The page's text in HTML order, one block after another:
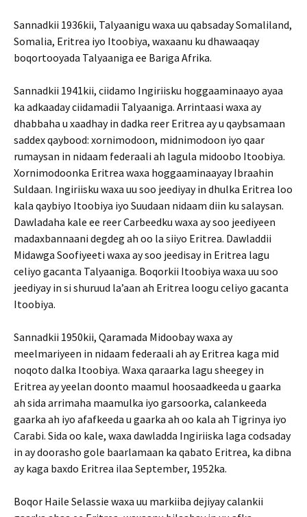
Sannadkii 1936kii, Talyaanigu waxa uu qabsaday Somaliland,
Somalia, Eritrea iyo Itoobiya, waxaanu ku dhawaaqay
boqortooyada Talyaaniga ee Bariga Afrika.
Sannadkii 1941kii, ciidamo Ingiriisku hoggaaminaayo ayaa
ka adkaaday ciidamadii Talyaaniga. Arrintaasi waxa ay
dhabbaha u xaadhay in dadka reer Eritrea ay u qaybsamaan
saddex qaybood: xornimodoon, midnimodoon iyo qaar
rumaysan in nidaam federaali ah lagula midoobo Itoobiya.
Xornimodoonka Eritrea waxa hoggaaminaayay Ibraahin
Suldaan. Ingiriisku waxa uu soo jeediyay in dhulka Eritrea loo
kala qaybiyo Itoobiya iyo Suudaan nidaam diin ku salaysan.
Dawladaha kale ee reer Carbeedku waxa ay soo jeediyeen
madaxbannaani degdeg ah oo la siiyo Eritrea. Dawladdii
Midawga Soofiyeeti waxa ay soo jeedisay in Eritrea lagu
celiyo gacanta Talyaaniga. Boqorkii Itoobiya waxa uu soo
jeediyay in si shuruud la’aan ah Eritrea loogu celiyo gacanta
Itoobiya.
Sannadkii 1950kii, Qaramada Midoobay waxa ay
meelmariyeen in nidaam federaali ah ay Eritrea kaga mid
noqoto dalka Itoobiya. Waxa qaraarka lagu sheegey in
Eritrea ay yeelan doonto maamul hoosaadkeeda u gaarka
ah sida arrimaha maamulka iyo garsoorka, calankeeda
gaarka ah iyo afafkeeda u gaarka ah oo kala ah Tigrinya iyo
Carabi. Sida oo kale, waxa dawladda Ingiriiska laga codsaday
in ay doorasho gole baarlamaan ka qabato Eritrea, ka dibna
ay kaga baxdo Eritrea ilaa September, 1952ka.
Boqor Haile Selassie waxa uu markiiba dejiyay calankii